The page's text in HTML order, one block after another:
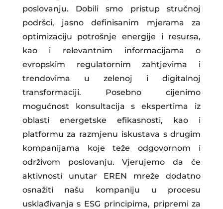
poslovanju. Dobili smo pristup stručnoj
podršci, jasno definisanim mjerama za
optimizaciju potrošnje energije i resursa,
kao i relevantnim informacijama o
evropskim regulatornim zahtjevima i
trendovima u zelenoj i digitalnoj
transformaciji. Posebno cijenimo
mogućnost konsultacija s ekspertima iz
oblasti energetske efikasnosti, kao i
platformu za razmjenu iskustava s drugim
kompanijama koje teže odgovornom i
održivom poslovanju. Vjerujemo da će
aktivnosti unutar EREN mreže dodatno
osnažiti našu kompaniju u procesu
usklađivanja s ESG principima, pripremi za